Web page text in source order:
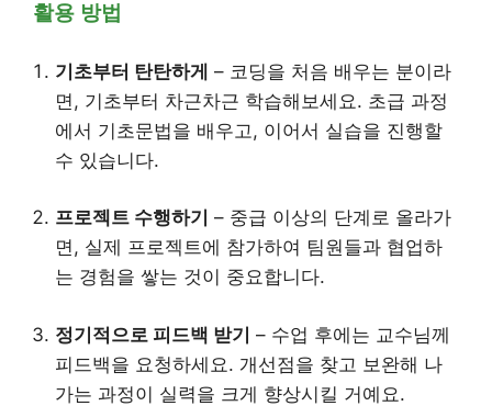
활용 방법
기초부터 탄탄하게 – 코딩을 처음 배우는 분이라
면, 기초부터 차근차근 학습해보세요. 초급 과정
에서 기초문법을 배우고, 이어서 실습을 진행할
수 있습니다.
프로젝트 수행하기 – 중급 이상의 단계로 올라가
면, 실제 프로젝트에 참가하여 팀원들과 협업하
는 경험을 쌓는 것이 중요합니다.
정기적으로 피드백 받기 – 수업 후에는 교수님께
피드백을 요청하세요. 개선점을 찾고 보완해 나
가는 과정이 실력을 크게 향상시킬 거예요.